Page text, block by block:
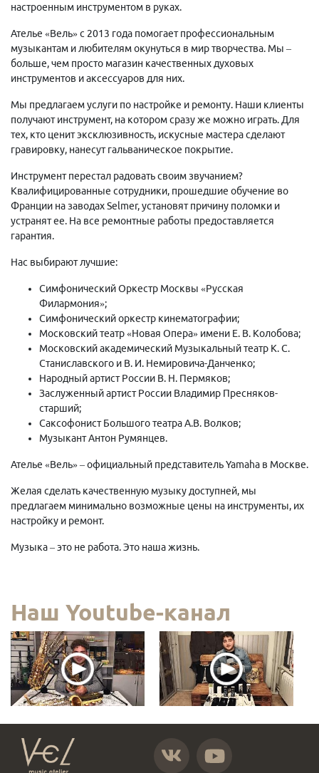
настроенным инструментом в руках.
Ателье «Вель» с 2013 года помогает профессиональным
музыкантам и любителям окунуться в мир творчества. Мы –
больше, чем просто магазин качественных духовых
инструментов и аксессуаров для них.
Мы предлагаем услуги по настройке и ремонту. Наши клиенты
получают инструмент, на котором сразу же можно играть. Для
тех, кто ценит эксклюзивность, искусные мастера сделают
гравировку, нанесут гальваническое покрытие.
Инструмент перестал радовать своим звучанием?
Квалифицированные сотрудники, прошедшие обучение во
Франции на заводах Selmer, установят причину поломки и
устранят ее. На все ремонтные работы предоставляется
гарантия.
Нас выбирают лучшие:
Симфонический Оркестр Москвы «Русская
Филармония»;
Симфонический оркестр кинематографии;
Московский театр «Новая Опера» имени Е. В. Колобова;
Московский академический Музыкальный театр К. С.
Станиславского и В. И. Немировича-Данченко;
Народный артист России В. Н. Пермяков;
Заслуженный артист России Владимир Пресняков-
старший;
Саксофонист Большого театра А.В. Волков;
Музыкант Антон Румянцев.
Ателье «Вель» – официальный представитель Yamaha в Москве.
Желая сделать качественную музыку доступней, мы
предлагаем минимально возможные цены на инструменты, их
настройку и ремонт.
Музыка – это не работа. Это наша жизнь.
Наш Youtube-канал